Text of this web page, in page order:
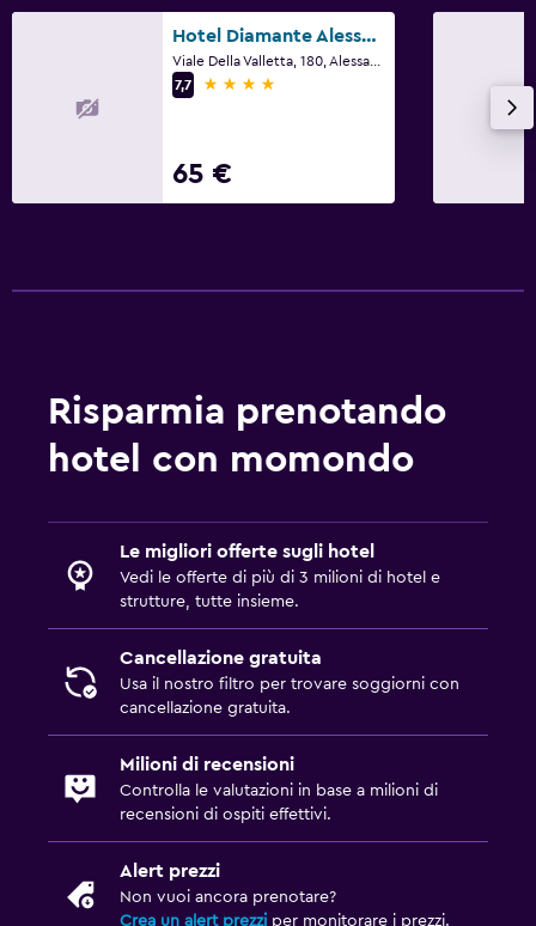
Guardaroba o armadio
Cose da fare
Visite enologiche
Salute e sicurezza
Pulizia quotidiana
Hotel Diamante Alessandria
7,7
4 stelle
65 €
Risparmia prenotando
hotel con momondo
Le migliori offerte sugli hotel
Vedi le offerte di più di 3 milioni di hotel e
strutture, tutte insieme.
Cancellazione gratuita
Usa il nostro filtro per trovare soggiorni con
cancellazione gratuita.
Milioni di recensioni
Controlla le valutazioni in base a milioni di
recensioni di ospiti effettivi.
Alert prezzi
Non vuoi ancora prenotare?
Crea un alert prezzi per monitorare i prezzi.